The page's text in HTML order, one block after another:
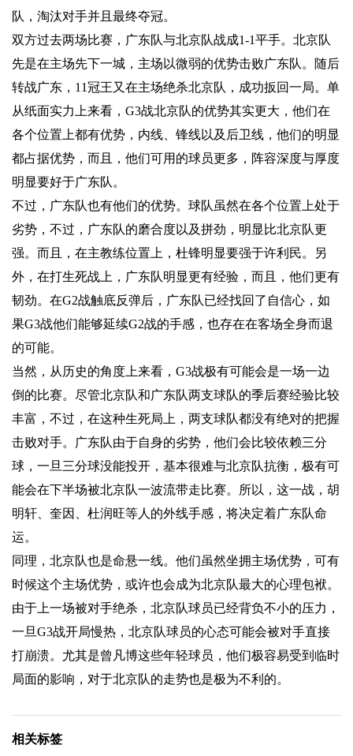
队，淘汰对手并且最终夺冠。
双方过去两场比赛，广东队与北京队战成1-1平手。北京队
先是在主场先下一城，主场以微弱的优势击败广东队。随后
转战广东，11冠王又在主场绝杀北京队，成功扳回一局。单
从纸面实力上来看，G3战北京队的优势其实更大，他们在
各个位置上都有优势，内线、锋线以及后卫线，他们的明显
都占据优势，而且，他们可用的球员更多，阵容深度与厚度
明显要好于广东队。
不过，广东队也有他们的优势。球队虽然在各个位置上处于
劣势，不过，广东队的磨合度以及拼劲，明显比北京队更
强。而且，在主教练位置上，杜锋明显要强于许利民。另
外，在打生死战上，广东队明显更有经验，而且，他们更有
韧劲。在G2战触底反弹后，广东队已经找回了自信心，如
果G3战他们能够延续G2战的手感，也存在在客场全身而退
的可能。
当然，从历史的角度上来看，G3战极有可能会是一场一边
倒的比赛。尽管北京队和广东队两支球队的季后赛经验比较
丰富，不过，在这种生死局上，两支球队都没有绝对的把握
击败对手。广东队由于自身的劣势，他们会比较依赖三分
球，一旦三分球没能投开，基本很难与北京队抗衡，极有可
能会在下半场被北京队一波流带走比赛。所以，这一战，胡
明轩、奎因、杜润旺等人的外线手感，将决定着广东队命
运。
同理，北京队也是命悬一线。他们虽然坐拥主场优势，可有
时候这个主场优势，或许也会成为北京队最大的心理包袱。
由于上一场被对手绝杀，北京队球员已经背负不小的压力，
一旦G3战开局慢热，北京队球员的心态可能会被对手直接
打崩溃。尤其是曾凡博这些年轻球员，他们极容易受到临时
局面的影响，对于北京队的走势也是极为不利的。
相关标签